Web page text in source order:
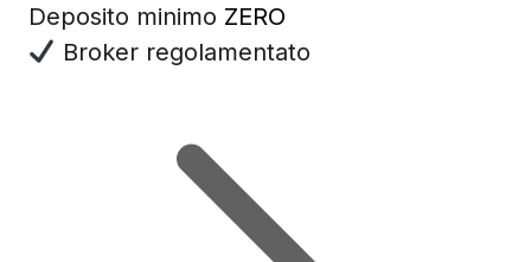
Deposito minimo ZERO
Broker regolamentato